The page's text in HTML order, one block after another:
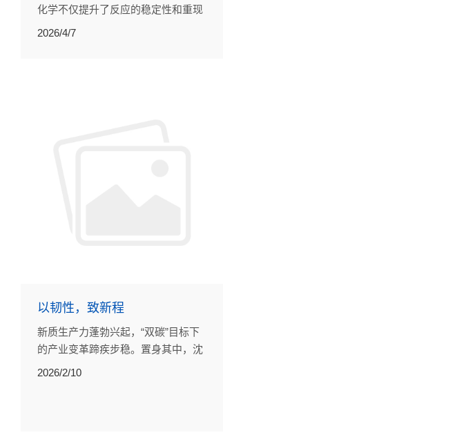
化学不仅提升了反应的稳定性和重现
性，还能通过多级串联实现多步连续
2026/4/7
以韧性，致新程
新质生产力蓬勃兴起，“双碳”目标下
的产业变革蹄疾步稳。置身其中，沈
氏节能以低碳热管理先行者的担当，
2026/2/10